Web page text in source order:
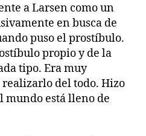
a Larsen como un
en busca de
puso el prostíbulo.
propio y de la
tipo. Era muy
del todo. Hizo
mundo está lleno de